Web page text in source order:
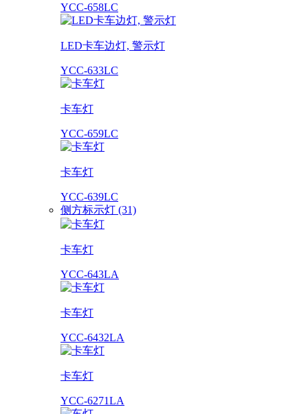
YCC-658LC
LED卡车边灯, 警示灯
YCC-633LC
卡车灯
YCC-659LC
卡车灯
YCC-639LC
侧方标示灯 (31)
卡车灯
YCC-643LA
卡车灯
YCC-6432LA
卡车灯
YCC-6271LA